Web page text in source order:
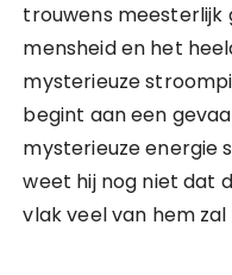
trouwens meesterlijk
mensheid en het
mysterieuze
begint aan een
mysterieuze energie
weet hij nog niet dat
vlak veel van hem zal